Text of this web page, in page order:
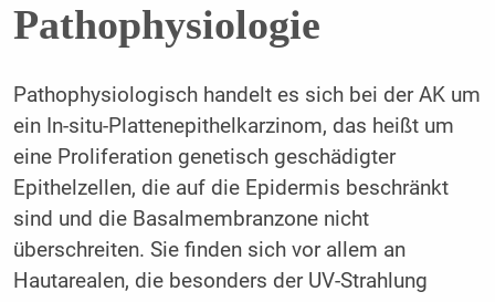
Pathophysiologie
Pathophysiologisch handelt es sich bei der AK um
ein In-situ-Plattenepithelkarzinom, das heißt um
eine Proliferation genetisch geschädigter
Epithelzellen, die auf die Epidermis beschränkt
sind und die Basalmembranzone nicht
überschreiten. Sie finden sich vor allem an
Hautarealen, die besonders der UV-Strahlung